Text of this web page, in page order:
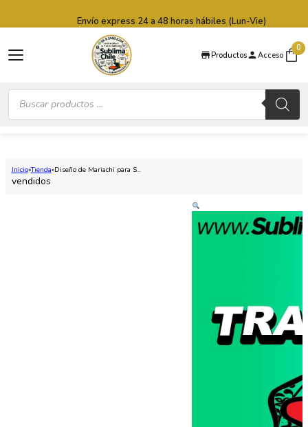
Productos Acceso
0
Búsqueda
productos
Envío express 24 a 48 horas hábiles (Lun-Vie)
Inicio Tienda Diseño de Mariachi para S...
vendidos